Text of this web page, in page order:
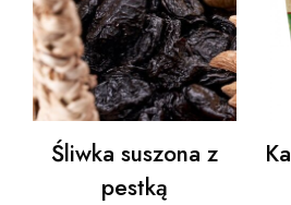
Śliwka suszona z
pestką